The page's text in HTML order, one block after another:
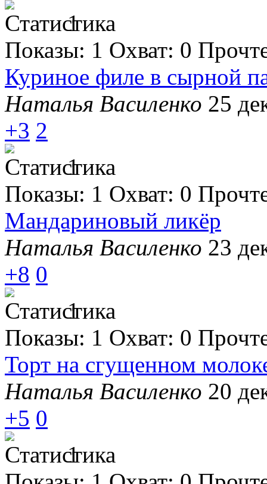
1
Показы: 1 Охват: 0
Куриное филе в сырной
Наталья Василенко 25
+3 2
1
Показы: 1 Охват: 0
Мандариновый ликёр
Наталья Василенко 23
+8 0
1
Показы: 1 Охват: 0
Торт на сгущенном
Наталья Василенко 20
+5 0
1